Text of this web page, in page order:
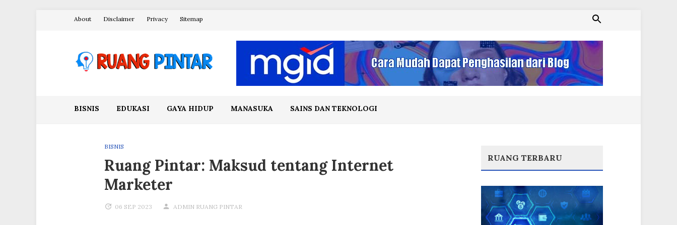
About Disclaimer Privacy Sitemap
BISNIS EDUKASI GAYA HIDUP MANASUKA SAINS DAN TEKNOLOGI
BISNIS
Ruang Pintar: Maksud tentang Internet
Marketer
06 SEP 2023 ADMIN RUANG PINTAR
RUANG TERBARU